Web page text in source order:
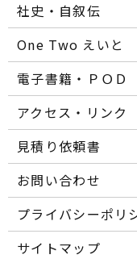
社史・自叙伝
One Two えいと
電子書籍・ＰＯＤ
アクセス・リンク
見積り依頼書
お問い合わせ
プライバシーポリ
サイトマップ